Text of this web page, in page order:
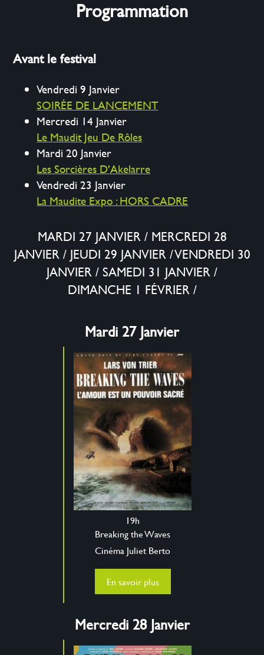
Programmation
Avant le festival
Vendredi 9 Janvier
SOIRÉE DE LANCEMENT
Mercredi 14 Janvier
Le Maudit Jeu De Rôles
Mardi 20 Janvier
Les Sorcières D'Akelarre
Vendredi 23 Janvier
La Maudite Expo : HORS CADRE
MARDI 27 JANVIER / MERCREDI 28
JANVIER / JEUDI 29 JANVIER /VENDREDI 30
JANVIER / SAMEDI 31 JANVIER /
DIMANCHE 1 FÉVRIER /
Mardi 27 Janvier
19h
Breaking the Waves
Cinéma Juliet Berto
En savoir plus
Mercredi 28 Janvier